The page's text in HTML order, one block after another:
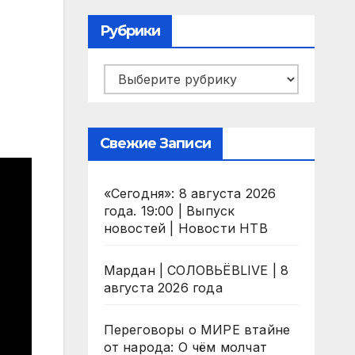
Рубрики
Рубрики
Свежие Записи
«Сегодня»: 8 августа 2026
года. 19:00 | Выпуск
новостей | Новости НТВ
Мардан | СОЛОВЬЁВLIVE | 8
августа 2026 года
Переговоры о МИРЕ втайне
от народа: О чём молчат